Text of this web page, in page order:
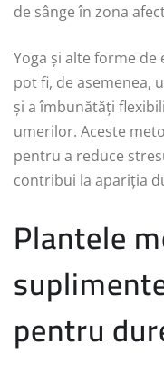
de sânge în zona
Yoga și alte forme
pot fi, de asemenea,
și a îmbunătăți
umerilor. Aceste
pentru a reduce
contribui la apariția
Plantele
pentru